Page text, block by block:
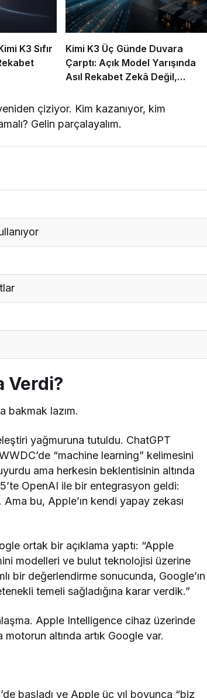
K3 Sıfır
Kimi K3 Üç Günde Duvara
Çarptı: Açık Model Yarışında
Asıl Rekabet Zekâ Değil,
çiziyor. Kim kazanıyor, kim
Gelin parçalayalım.
Verdi?
bakmak lazım.
yağmuruna tutuldu. ChatGPT
“machine learning” kelimesini
ama herkesin beklentisinin altında
OpenAI ile bir entegrasyon geldi:
bu, Apple’ın kendi yapay zekası
ortak bir açıklama yaptı: “Apple
modelleri ve bulut teknolojisi üzerine
bir değerlendirme sonucunda, Google’ın
temeli sağladığına karar verdik.”
Apple Intelligence cihaz üzerinde
altında artık Google var.
başladı ve Apple üç yıl boyunca “biz